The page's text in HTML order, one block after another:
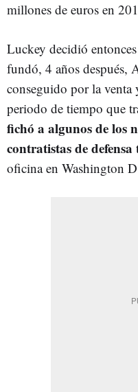
millones de euros en
Luckey decidió
fundó, 4 años después,
conseguido por la
periodo de tiempo que
fichó a algunos de los
contratistas de
oficina en Washington